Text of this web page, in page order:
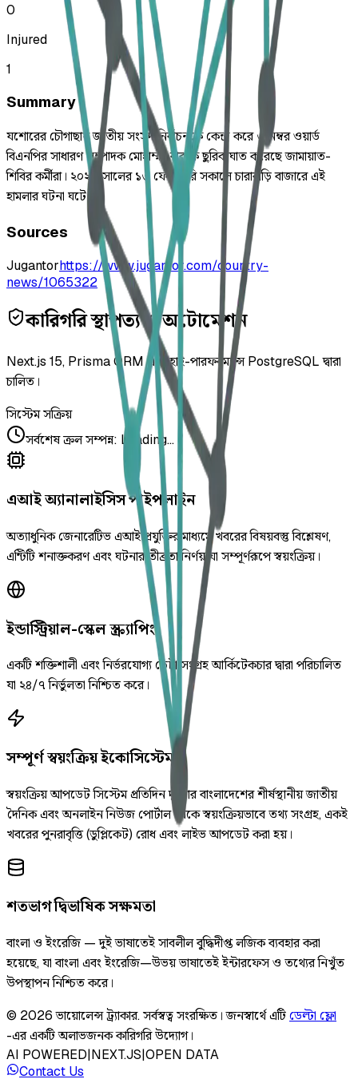
0
Injured
1
Summary
যশোরের চৌগাছায় জাতীয় সংসদ নির্বাচনকে কেন্দ্র করে ৩ নম্বর ওয়ার্ড
বিএনপির সাধারণ সম্পাদক মোহাম্মদ বাবুকে ছুরিকাঘাত করেছে জামায়াত-
শিবির কর্মীরা। ২০২৬ সালের ১৩ ফেব্রুয়ারি সকালে চারাবাড়ি বাজারে এই
হামলার ঘটনা ঘটে।
Sources
Jugantorhttps://www.jugantor.com/country-
news/1065322
কারিগরি স্থাপত্য ও অটোমেশন
Next.js 15, Prisma ORM এবং হাই-পারফরম্যান্স PostgreSQL দ্বারা
চালিত।
সিস্টেম সক্রিয়
সর্বশেষ ক্রল সম্পন্ন: Loading...
এআই অ্যানালাইসিস পাইপলাইন
অত্যাধুনিক জেনারেটিভ এআই প্রযুক্তির মাধ্যমে খবরের বিষয়বস্তু বিশ্লেষণ,
এন্টিটি শনাক্তকরণ এবং ঘটনার তীব্রতা নির্ণয় যা সম্পূর্ণরূপে স্বয়ংক্রিয়।
ইন্ডাস্ট্রিয়াল-স্কেল স্ক্র্যাপিং
একটি শক্তিশালী এবং নির্ভরযোগ্য ডেটা সংগ্রহ আর্কিটেকচার দ্বারা পরিচালিত
যা ২৪/৭ নির্ভুলতা নিশ্চিত করে।
সম্পূর্ণ স্বয়ংক্রিয় ইকোসিস্টেম
স্বয়ংক্রিয় আপডেট সিস্টেম প্রতিদিন দুইবার বাংলাদেশের শীর্ষস্থানীয় জাতীয়
দৈনিক এবং অনলাইন নিউজ পোর্টাল থেকে স্বয়ংক্রিয়ভাবে তথ্য সংগ্রহ, একই
খবরের পুনরাবৃত্তি (ডুপ্লিকেট) রোধ এবং লাইভ আপডেট করা হয়।
শতভাগ দ্বিভাষিক সক্ষমতা
বাংলা ও ইংরেজি — দুই ভাষাতেই সাবলীল বুদ্ধিদীপ্ত লজিক ব্যবহার করা
হয়েছে, যা বাংলা এবং ইংরেজি—উভয় ভাষাতেই ইন্টারফেস ও তথ্যের নিখুঁত
উপস্থাপন নিশ্চিত করে।
© 2026 ভায়োলেন্স ট্র্যাকার.সর্বস্বত্ব সংরক্ষিত। জনস্বার্থে এটিডেল্টা ফ্লো
-এর একটি অলাভজনক কারিগরি উদ্যোগ।
AI POWERED|NEXT.JS|OPEN DATA
Contact Us